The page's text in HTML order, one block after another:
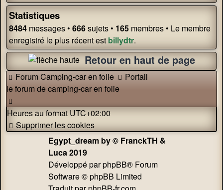
Statistiques
8484 messages • 666sujets • 165 membres • Le membre
enregistré le plus récent estbillydtr.
Retour en haut de page
Forum Camping-car en folie
Portail
le forum de camping-car en folie
Heures au formatUTC+02:00
Supprimer les cookies
Egypt_dream by © FranckTH &
Luca 2019
Développé parphpBB® Forum
Software © phpBB Limited